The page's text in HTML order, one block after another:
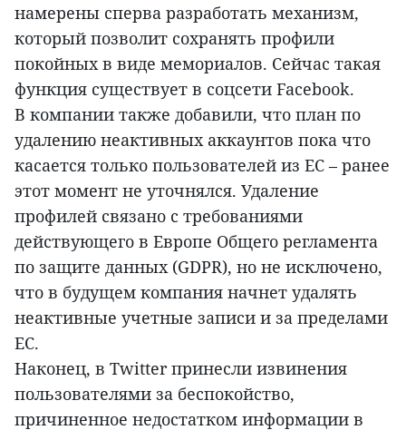
намерены сперва разработать механизм,
который позволит сохранять профили
покойных в виде мемориалов. Сейчас такая
функция существует в соцсети Facebook.
В компании также добавили, что план по
удалению неактивных аккаунтов пока что
касается только пользователей из ЕС – ранее
этот момент не уточнялся. Удаление
профилей связано с требованиями
действующего в Европе Общего регламента
по защите данных (GDPR), но не исключено,
что в будущем компания начнет удалять
неактивные учетные записи и за пределами
ЕС.
Наконец, в Twitter принесли извинения
пользователями за беспокойство,
причиненное недостатком информации в